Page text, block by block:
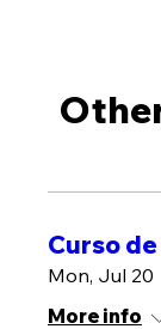
Curso
Mon, Jul 20
More info